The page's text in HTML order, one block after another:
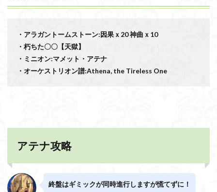
・アラガントームストーン:因果ｘ20 神曲ｘ10
・朽ちた〇〇【天獄】
・ミニオン:マメット・アテナ
・オーケストリオン譜:Athena, the Tireless One
アテナ攻略
終盤はギミックが同時進行しますが慌てずに！